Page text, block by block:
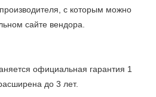
с которым можно
сайте вендора.
официальная гарантия 1
до 3 лет.